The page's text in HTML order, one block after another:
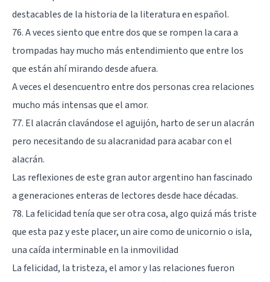
destacables de la historia de la literatura en español.
76. A veces siento que entre dos que se rompen la cara a
trompadas hay mucho más entendimiento que entre los
que están ahí mirando desde afuera.
A veces el desencuentro entre dos personas crea relaciones
mucho más intensas que el amor.
77. El alacrán clavándose el aguijón, harto de ser un alacrán
pero necesitando de su alacranidad para acabar con el
alacrán.
Las reflexiones de este gran autor argentino han fascinado
a generaciones enteras de lectores desde hace décadas.
78. La felicidad tenía que ser otra cosa, algo quizá más triste
que esta paz y este placer, un aire como de unicornio o isla,
una caída interminable en la inmovilidad
La felicidad, la tristeza, el amor y las relaciones fueron